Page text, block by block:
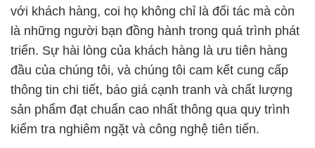
với khách hàng, coi họ không chỉ là đối tác mà còn
là những người bạn đồng hành trong quá trình phát
triển. Sự hài lòng của khách hàng là ưu tiên hàng
đầu của chúng tôi, và chúng tôi cam kết cung cấp
thông tin chi tiết, báo giá cạnh tranh và chất lượng
sản phẩm đạt chuẩn cao nhất thông qua quy trình
kiểm tra nghiêm ngặt và công nghệ tiên tiến.